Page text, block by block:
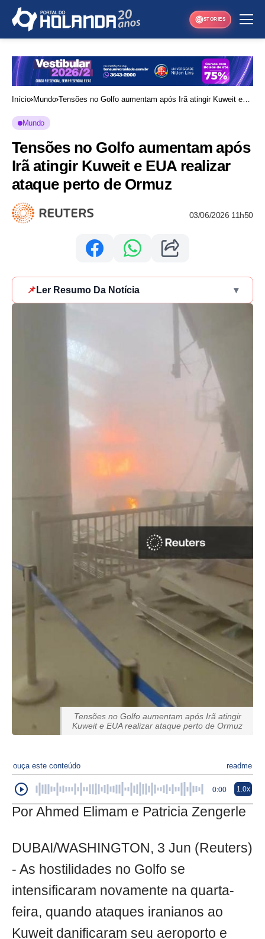
STORIES
Início Mundo Tensões no Golfo aumentam após Irã atingir Kuweit e
Mundo
Tensões no Golfo aumentam após
Irã atingir Kuweit e EUA realizar
ataque perto de Ormuz
03/06/2026 11h50
📌 Ler Resumo Da Notícia ▾
Tensões no Golfo aumentam após Irã atingir
Kuweit e EUA realizar ataque perto de Ormuz
ouça este conteúdo readme
0:00 1.0x
Por Ahmed Elimam e Patricia Zengerle
DUBAI/WASHINGTON, 3 Jun (Reuters)
- As hostilidades no Golfo se
intensificaram novamente na quarta-
feira, quando ataques iranianos ao
Kuweit danificaram seu aeroporto e